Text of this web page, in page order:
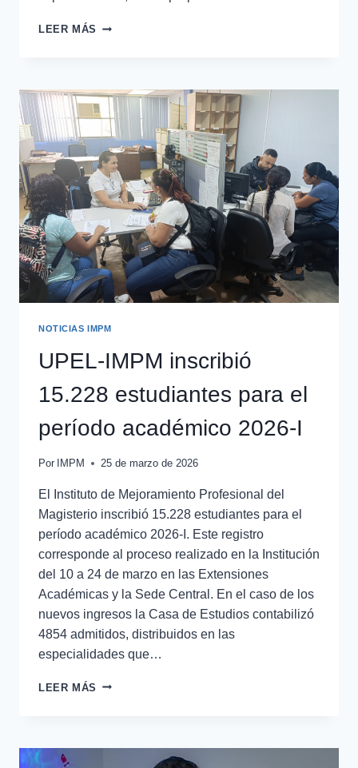
LEER MÁS
NOTICIAS IMPM
UPEL-IMPM inscribió
15.228 estudiantes para el
período académico 2026-I
Por IMPM 25 de marzo de 2026
El Instituto de Mejoramiento Profesional del
Magisterio inscribió 15.228 estudiantes para el
período académico 2026-I. Este registro
corresponde al proceso realizado en la Institución
del 10 a 24 de marzo en las Extensiones
Académicas y la Sede Central. En el caso de los
nuevos ingresos la Casa de Estudios contabilizó
4854 admitidos, distribuidos en las
especialidades que…
LEER MÁS